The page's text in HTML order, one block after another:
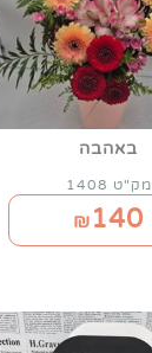
באהבה
מק"ט 1408
₪ 140